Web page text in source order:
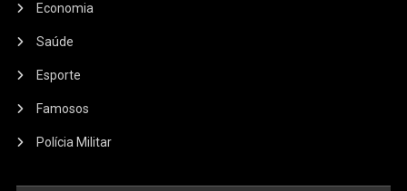
Economia
Saúde
Esporte
Famosos
Polícia Militar